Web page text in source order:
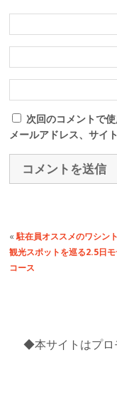
次回のコメントで
メールアドレス、サイ
«駐在員オススメのワシン
観光スポットを巡る2.5日
コース
◆本サイトはプロ